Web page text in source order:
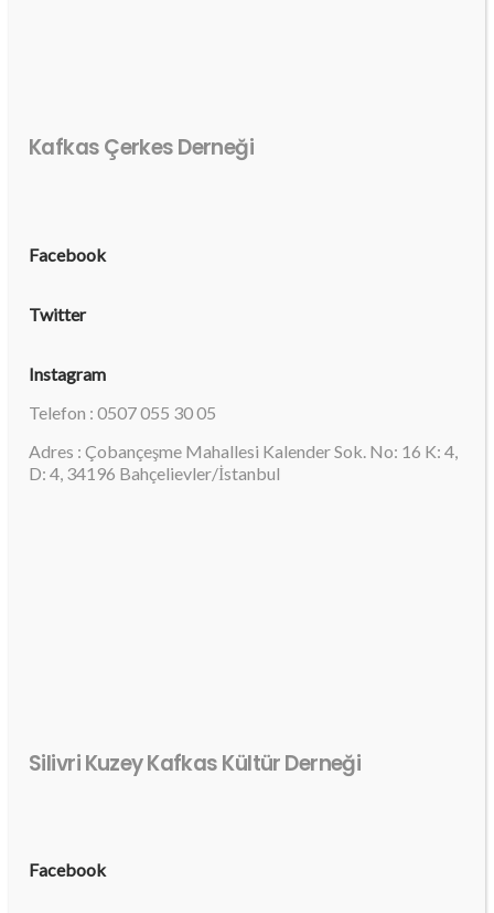
Kafkas Çerkes Derneği
Facebook
Twitter
Instagram
Telefon : 0507 055 30 05
Adres : Çobançeşme Mahallesi Kalender Sok. No: 16 K: 4,
D: 4, 34196 Bahçelievler/İstanbul
Silivri Kuzey Kafkas Kültür Derneği
Facebook